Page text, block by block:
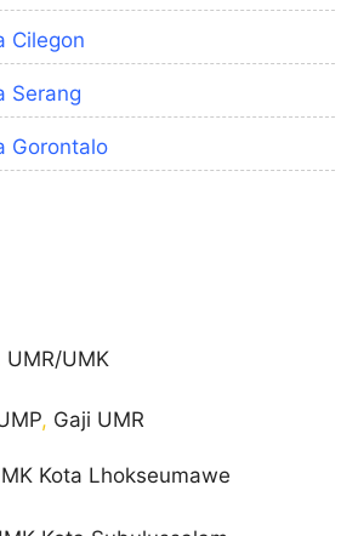
Cilegon
Serang
Gorontalo
UMR/UMK
, Gaji UMR
Kota Lhokseumawe